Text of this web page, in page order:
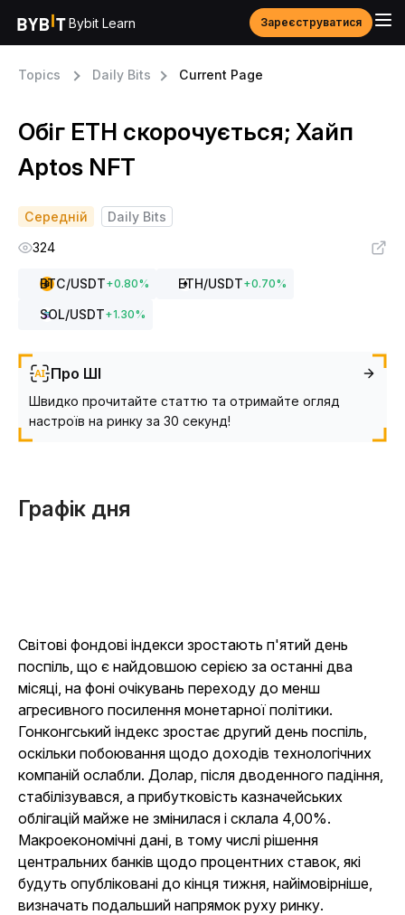
Bybit Learn Зареєструватися
Topics Daily Bits Current Page
Обіг ETH скорочується; Хайп
Aptos NFT
Середній
Daily Bits
324
BTC/USDT+0.80% ETH/USDT+0.70%
SOL/USDT+1.30%
Про ШІ
Швидко прочитайте статтю та отримайте огляд
настроїв на ринку за 30 секунд!
Графік дня
Світові фондові індекси зростають п'ятий день
поспіль, що є найдовшою серією за останні два
місяці, на фоні очікувань переходу до менш
агресивного посилення монетарної політики.
Гонконгський індекс зростає другий день поспіль,
оскільки побоювання щодо доходів технологічних
компаній ослабли. Долар, після дводенного падіння,
стабілізувався, а прибутковість казначейських
облігацій майже не змінилася і склала 4,00%.
Макроекономічні дані, в тому числі рішення
центральних банків щодо процентних ставок, які
будуть опубліковані до кінця тижня, найімовірніше,
визначать подальший напрямок руху ринку.